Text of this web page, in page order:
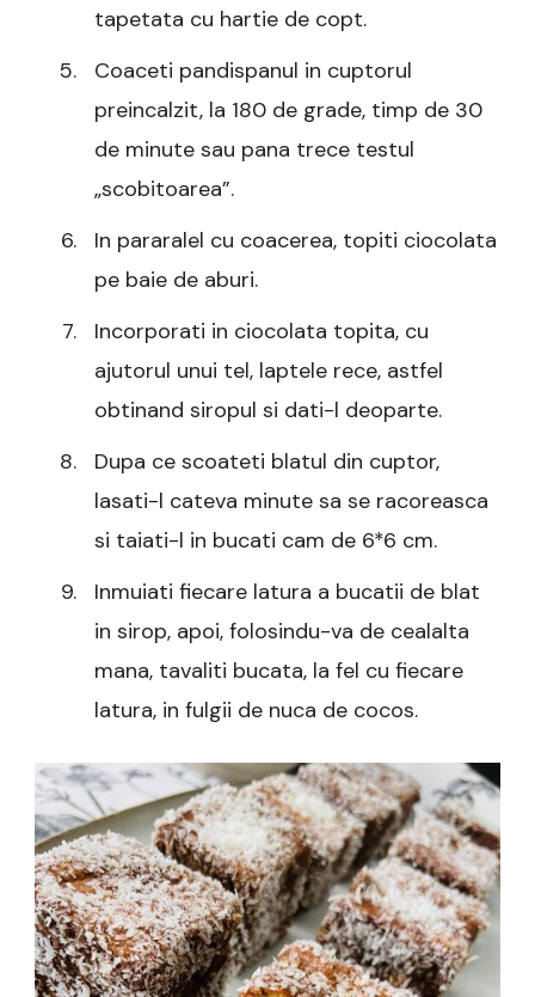
tapetata cu hartie de copt.
Coaceti pandispanul in cuptorul
preincalzit, la 180 de grade, timp de 30
de minute sau pana trece testul
„scobitoarea”.
In pararalel cu coacerea, topiti ciocolata
pe baie de aburi.
Incorporati in ciocolata topita, cu
ajutorul unui tel, laptele rece, astfel
obtinand siropul si dati-l deoparte.
Dupa ce scoateti blatul din cuptor,
lasati-l cateva minute sa se racoreasca
si taiati-l in bucati cam de 6*6 cm.
Inmuiati fiecare latura a bucatii de blat
in sirop, apoi, folosindu-va de cealalta
mana, tavaliti bucata, la fel cu fiecare
latura, in fulgii de nuca de cocos.